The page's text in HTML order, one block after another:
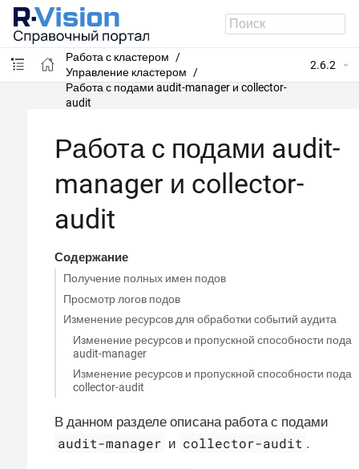
R-Vision SIEM
Администрирование системы
Работа с кластером
Управление кластером
Работа с подами audit-manager и collector-
audit
2.6.2
Работа с подами audit-
manager и collector-
audit
Содержание
Получение полных имен подов
Просмотр логов подов
Изменение ресурсов для обработки событий аудита
Изменение ресурсов и пропускной способности пода
audit-manager
Изменение ресурсов и пропускной способности пода
collector-audit
В данном разделе описана работа с подами
audit-manager и collector-audit .